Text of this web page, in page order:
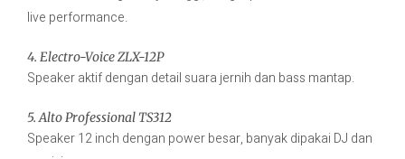
live performance.
4. Electro-Voice ZLX-12P
Speaker aktif dengan detail suara jernih dan bass mantap.
5. Alto Professional TS312
Speaker 12 inch dengan power besar, banyak dipakai DJ dan